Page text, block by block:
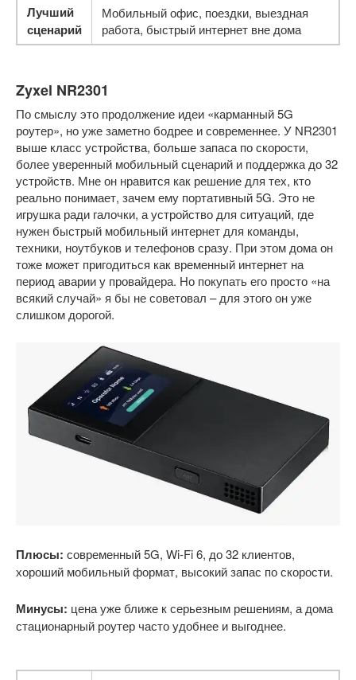
Лучший
сценарий
Мобильный офис, поездки, выездная
работа, быстрый интернет вне дома
Zyxel NR2301
По смыслу это продолжение идеи «карманный 5G
роутер», но уже заметно бодрее и современнее. У NR2301
выше класс устройства, больше запаса по скорости,
более уверенный мобильный сценарий и поддержка до 32
устройств. Мне он нравится как решение для тех, кто
реально понимает, зачем ему портативный 5G. Это не
игрушка ради галочки, а устройство для ситуаций, где
нужен быстрый мобильный интернет для команды,
техники, ноутбуков и телефонов сразу. При этом дома он
тоже может пригодиться как временный интернет на
период аварии у провайдера. Но покупать его просто «на
всякий случай» я бы не советовал – для этого он уже
слишком дорогой.
Плюсы: современный 5G, Wi-Fi 6, до 32 клиентов,
хороший мобильный формат, высокий запас по скорости.
Минусы: цена уже ближе к серьезным решениям, а дома
стационарный роутер часто удобнее и выгоднее.